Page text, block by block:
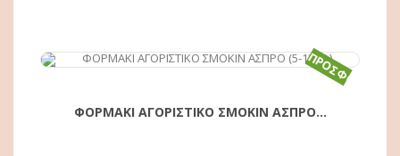
ΑΓΟΡΆ
ΦΟΡΜΑΚΙ ΑΓΟΡΙΣΤΙΚΟ ΣΜΟΚΙΝ ΑΣΠΡΟ...
ΠΡΟΣΦΟΡΆ!